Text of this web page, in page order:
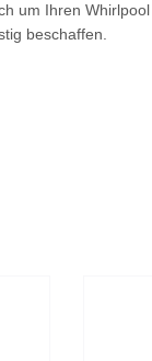
um Ihren
beschaffen.